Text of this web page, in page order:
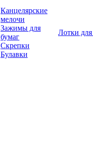
Канцелярские
мелочи
Зажимы для
бумаг
Скрепки
Булавки
Лотки